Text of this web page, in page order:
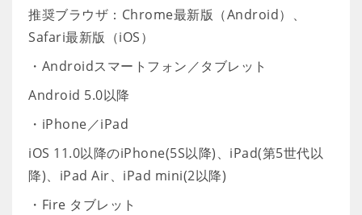
推奨ブラウザ：Chrome最新版（Android）、
Safari最新版（iOS）
・Androidスマートフォン／タブレット
Android 5.0以降
・iPhone／iPad
iOS 11.0以降のiPhone(5S以降)、iPad(第5世代以
降)、iPad Air、iPad mini(2以降)
・Fire タブレット